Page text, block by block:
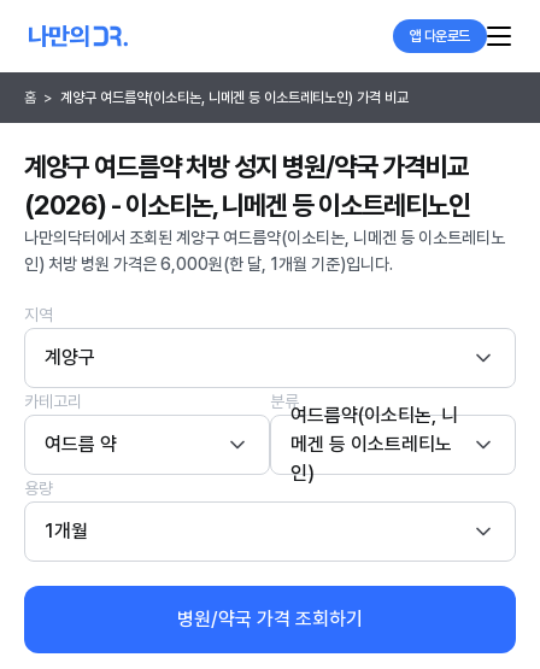
앱 다운로드
홈 > 계양구 여드름약(이소티논, 니메겐 등 이소트레티노인) 가격 비교
계양구 여드름약 처방 성지 병원/약국 가격비교
(2026) - 이소티논, 니메겐 등 이소트레티노인
나만의닥터에서 조회된 계양구 여드름약(이소티논, 니메겐 등 이소트레티노
인) 처방 병원 가격은 6,000원(한 달, 1개월 기준)입니다.
지역
계양구
카테고리
여드름 약
분류
여드름약(이소티논, 니
메겐 등 이소트레티노
인)
용량
1개월
병원/약국 가격 조회하기